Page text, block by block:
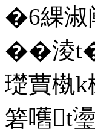
�6綶淑
��淩
璴蕒槸
箬嚿